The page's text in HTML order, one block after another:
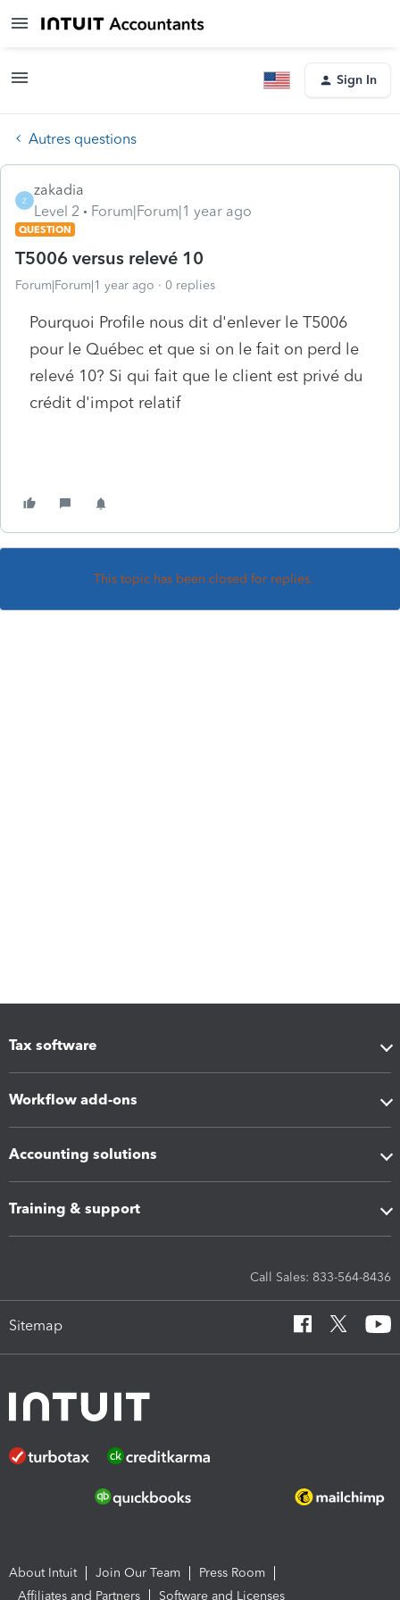
Sign In
Autres questions
Z
zakadia
Level 2
Forum|Forum|1 year ago
QUESTION
T5006 versus relevé 10
Forum|Forum|1 year ago 0 replies
Pourquoi Profile nous dit d'enlever le T5006
pour le Québec et que si on le fait on perd le
relevé 10? Si qui fait que le client est privé du
crédit d'impot relatif
This topic has been closed for replies.
Tax software
Workflow add-ons
Accounting solutions
Training & support
Call Sales: 833-564-8436
Sitemap
About Intuit Join Our Team
Press Room
Affiliates and Partners
Software and Licenses